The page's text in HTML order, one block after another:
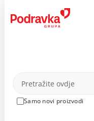
content
Samo novi proizvodi